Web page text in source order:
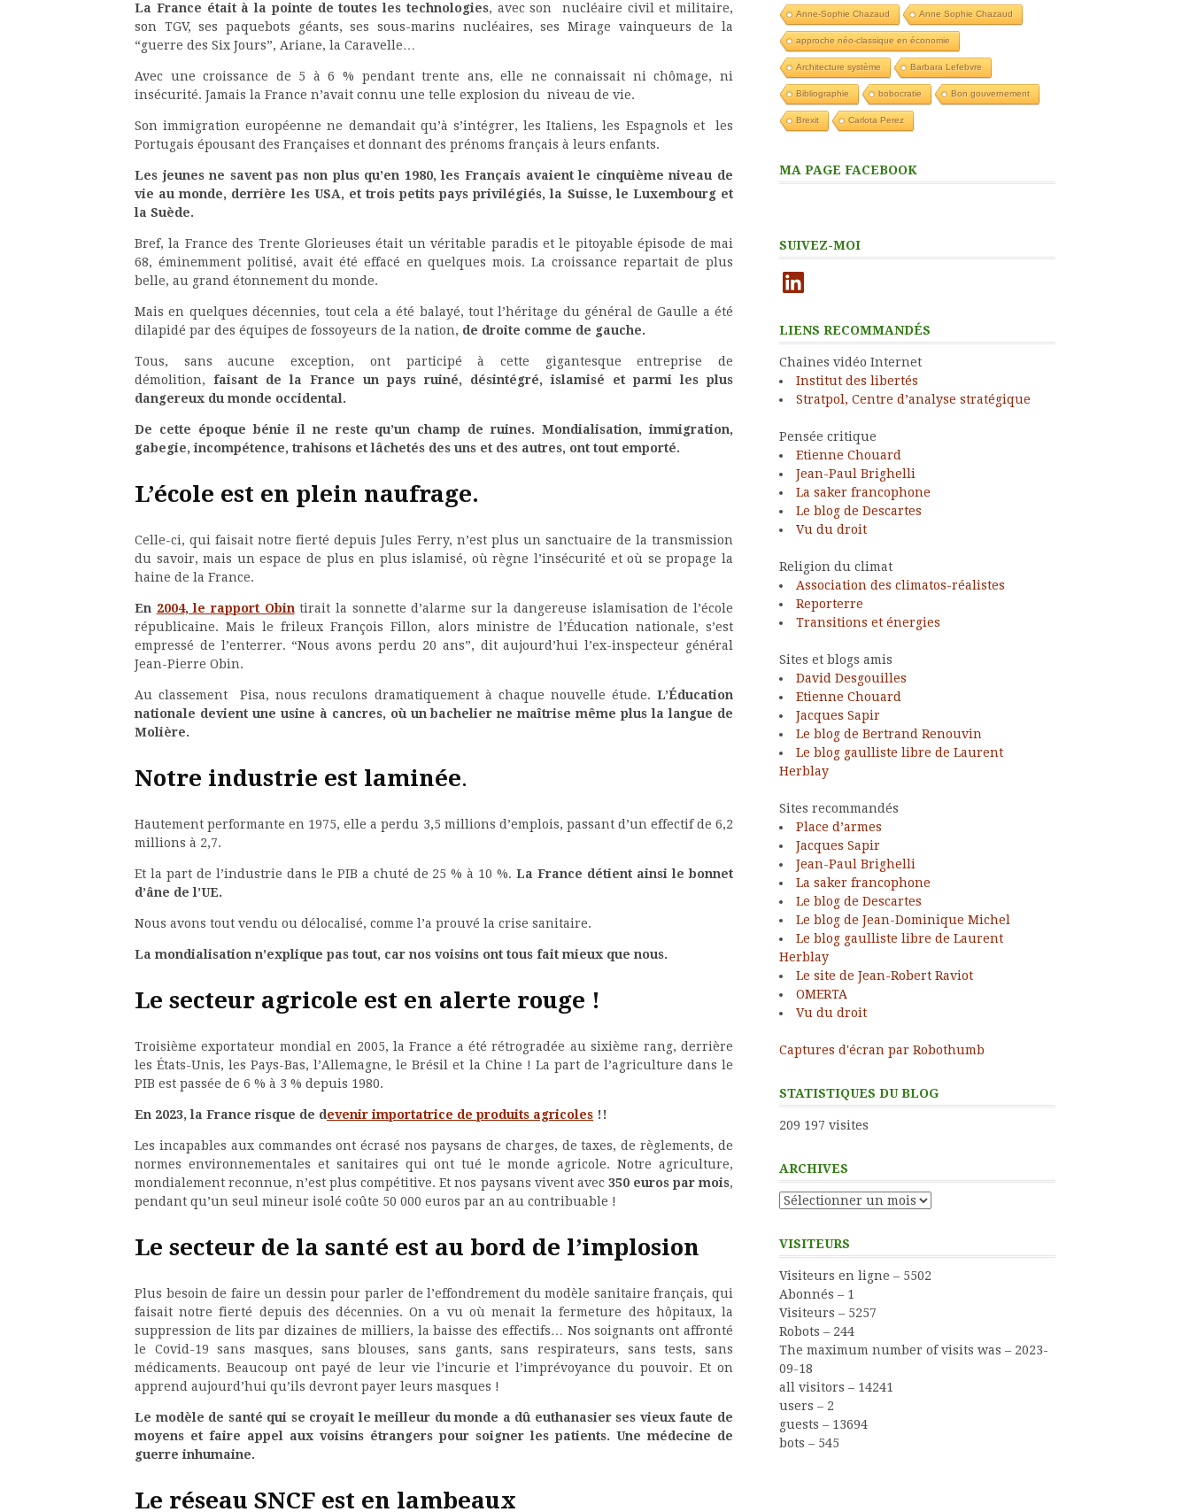
La France était à la pointe de toutes les technologies, avec son nucléaire civil et militaire,
son TGV, ses paquebots géants, ses sous-marins nucléaires, ses Mirage vainqueurs de la
“guerre des Six Jours”, Ariane, la Caravelle…
Avec une croissance de 5 à 6 % pendant trente ans, elle ne connaissait ni chômage, ni
insécurité. Jamais la France n’avait connu une telle explosion du niveau de vie.
Son immigration européenne ne demandait qu’à s’intégrer, les Italiens, les Espagnols et les
Portugais épousant des Françaises et donnant des prénoms français à leurs enfants.
Les jeunes ne savent pas non plus qu’en 1980, les Français avaient le cinquième niveau de
vie au monde, derrière les USA, et trois petits pays privilégiés, la Suisse, le Luxembourg et
la Suède.
Bref, la France des Trente Glorieuses était un véritable paradis et le pitoyable épisode de mai
68, éminemment politisé, avait été effacé en quelques mois. La croissance repartait de plus
belle, au grand étonnement du monde.
Mais en quelques décennies, tout cela a été balayé, tout l’héritage du général de Gaulle a été
dilapidé par des équipes de fossoyeurs de la nation, de droite comme de gauche.
Tous, sans aucune exception, ont participé à cette gigantesque entreprise de
démolition, faisant de la France un pays ruiné, désintégré, islamisé et parmi les plus
dangereux du monde occidental.
De cette époque bénie il ne reste qu’un champ de ruines. Mondialisation, immigration,
gabegie, incompétence, trahisons et lâchetés des uns et des autres, ont tout emporté.
L’école est en plein naufrage.
Celle-ci, qui faisait notre fierté depuis Jules Ferry, n’est plus un sanctuaire de la transmission
du savoir, mais un espace de plus en plus islamisé, où règne l’insécurité et où se propage la
haine de la France.
En 2004, le rapport Obin tirait la sonnette d’alarme sur la dangereuse islamisation de l’école
républicaine. Mais le frileux François Fillon, alors ministre de l’Éducation nationale, s’est
empressé de l’enterrer. “Nous avons perdu 20 ans”, dit aujourd’hui l’ex-inspecteur général
Jean-Pierre Obin.
Au classement Pisa, nous reculons dramatiquement à chaque nouvelle étude. L’Éducation
nationale devient une usine à cancres, où un bachelier ne maîtrise même plus la langue de
Molière.
Notre industrie est laminée.
Hautement performante en 1975, elle a perdu 3,5 millions d’emplois, passant d’un effectif de 6,2
millions à 2,7.
Et la part de l’industrie dans le PIB a chuté de 25 % à 10 %.La France détient ainsi le bonnet
d’âne de l’UE.
Nous avons tout vendu ou délocalisé, comme l’a prouvé la crise sanitaire.
La mondialisation n’explique pas tout, car nos voisins ont tous fait mieux que nous.
Le secteur agricole est en alerte rouge !
Troisième exportateur mondial en 2005, la France a été rétrogradée au sixième rang, derrière
les États-Unis, les Pays-Bas, l’Allemagne, le Brésil et la Chine ! La part de l’agriculture dans le
PIB est passée de 6 % à 3 % depuis 1980.
En 2023, la France risque de devenir importatrice de produits agricoles !!
Les incapables aux commandes ont écrasé nos paysans de charges, de taxes, de règlements, de
normes environnementales et sanitaires qui ont tué le monde agricole. Notre agriculture,
mondialement reconnue, n’est plus compétitive. Et nos paysans vivent avec 350 euros par mois,
pendant qu’un seul mineur isolé coûte 50 000 euros par an au contribuable !
Le secteur de la santé est au bord de l’implosion
Plus besoin de faire un dessin pour parler de l’effondrement du modèle sanitaire français, qui
faisait notre fierté depuis des décennies. On a vu où menait la fermeture des hôpitaux, la
suppression de lits par dizaines de milliers, la baisse des effectifs… Nos soignants ont affronté
le Covid-19 sans masques, sans blouses, sans gants, sans respirateurs, sans tests, sans
médicaments. Beaucoup ont payé de leur vie l’incurie et l’imprévoyance du pouvoir. Et on
apprend aujourd’hui qu’ils devront payer leurs masques !
Le modèle de santé qui se croyait le meilleur du monde a dû euthanasier ses vieux faute de
moyens et faire appel aux voisins étrangers pour soigner les patients. Une médecine de
guerre inhumaine.
Le réseau SNCF est en lambeaux
Anne-Sophie Chazaud Anne Sophie Chazaud
approche néo-classique en économie
Architecture système Barbara Lefebvre
Bibliographie bobocratie Bon gouvernement
Brexit Carlota Perez
MA PAGE FACEBOOK
SUIVEZ-MOI
LinkedIn
LIENS RECOMMANDÉS
Chaines vidéo Internet
Institut des libertés
Stratpol, Centre d’analyse stratégique
Pensée critique
Etienne Chouard
Jean-Paul Brighelli
La saker francophone
Le blog de Descartes
Vu du droit
Religion du climat
Association des climatos-réalistes
Reporterre
Transitions et énergies
Sites et blogs amis
David Desgouilles
Etienne Chouard
Jacques Sapir
Le blog de Bertrand Renouvin
Le blog gaulliste libre de Laurent
Herblay
Sites recommandés
Place d’armes
Jacques Sapir
Jean-Paul Brighelli
La saker francophone
Le blog de Descartes
Le blog de Jean-Dominique Michel
Le blog gaulliste libre de Laurent
Herblay
Le site de Jean-Robert Raviot
OMERTA
Vu du droit
Captures d'écran par Robothumb
STATISTIQUES DU BLOG
209 197 visites
ARCHIVES
Archives
VISITEURS
Visiteurs en ligne – 5502
Abonnés – 1
Visiteurs – 5257
Robots – 244
The maximum number of visits was – 2023-
09-18
all visitors – 14241
users – 2
guests – 13694
bots – 545